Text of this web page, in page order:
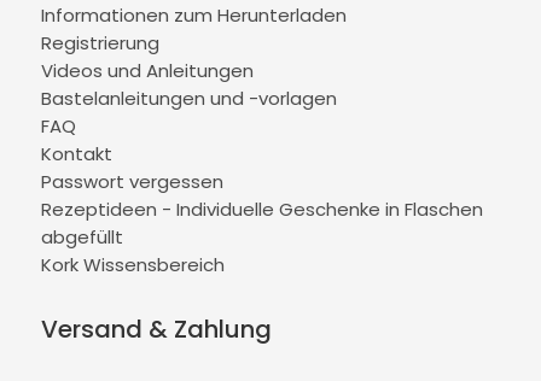
Informationen zum Herunterladen
Registrierung
Videos und Anleitungen
Bastelanleitungen und -vorlagen
FAQ
Kontakt
Passwort vergessen
Rezeptideen - Individuelle Geschenke in Flaschen
abgefüllt
Kork Wissensbereich
Versand & Zahlung